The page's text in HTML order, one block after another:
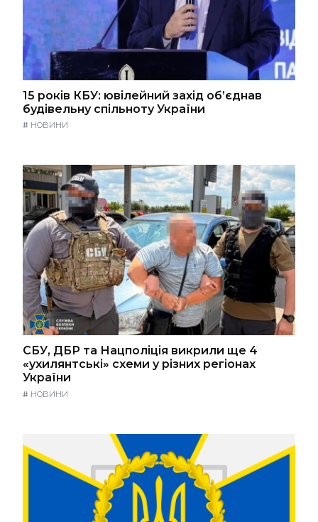
15 років КБУ: ювілейний захід об’єднав
будівельну спільноту України
# НОВИНИ
СБУ, ДБР та Нацполіція викрили ще 4
«ухилянтські» схеми у різних регіонах
України
# НОВИНИ